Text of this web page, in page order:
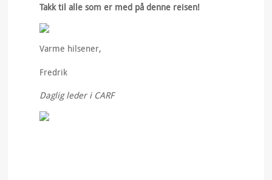
Takk til alle som er med på denne reisen!
Varme hilsener,
Fredrik
Daglig leder i CARF